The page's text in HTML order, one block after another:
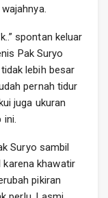
spontan keluar
Pak Suryo
lebih besar
pernah tidur
juga ukuran
ini.
Suryo sambil
karena khawatir
pikiran